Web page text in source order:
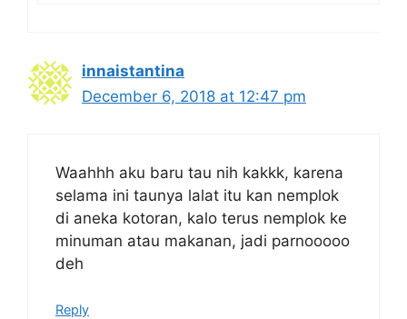
innaistantina
December 6, 2018 at 12:47 pm
Waahhh aku baru tau nih kakkk, karena
selama ini taunya lalat itu kan nemplok
di aneka kotoran, kalo terus nemplok ke
minuman atau makanan, jadi parnooooo
deh
Reply